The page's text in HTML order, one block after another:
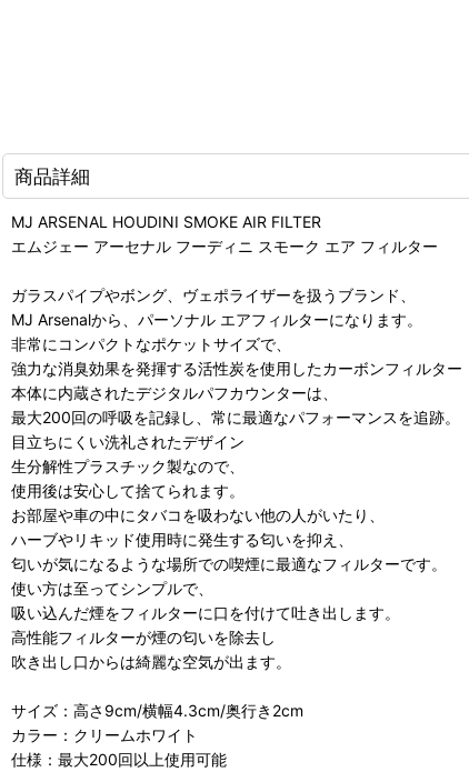
商品詳細
MJ ARSENAL HOUDINI SMOKE AIR FILTER
エムジェー アーセナル フーディニ スモーク エア フィルター
ガラスパイプやボング、ヴェポライザーを扱うブランド、
MJ Arsenalから、パーソナル エアフィルターになります。
非常にコンパクトなポケットサイズで、
強力な消臭効果を発揮する活性炭を使用したカーボンフィルター
本体に内蔵されたデジタルパフカウンターは、
最大200回の呼吸を記録し、常に最適なパフォーマンスを追跡。
目立ちにくい洗礼されたデザイン
生分解性プラスチック製なので、
使用後は安心して捨てられます。
お部屋や車の中にタバコを吸わない他の人がいたり、
ハーブやリキッド使用時に発生する匂いを抑え、
匂いが気になるような場所での喫煙に最適なフィルターです。
使い方は至ってシンプルで、
吸い込んだ煙をフィルターに口を付けて吐き出します。
高性能フィルターが煙の匂いを除去し
吹き出し口からは綺麗な空気が出ます。
サイズ：高さ9cm/横幅4.3cm/奥行き2cm
カラー：クリームホワイト
仕様：最大200回以上使用可能